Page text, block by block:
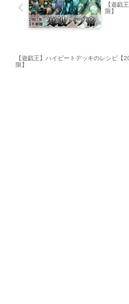
【遊戯
限】
【遊戯王】ハイビートデッキのレシピ【
限】